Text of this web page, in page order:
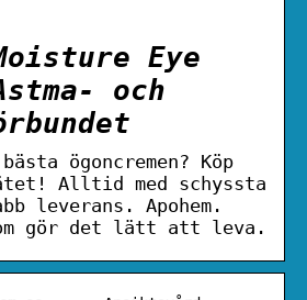
Eye
och
ögoncremen? Köp
Alltid med schyssta
leverans. Apohem.
gör det lätt att leva.